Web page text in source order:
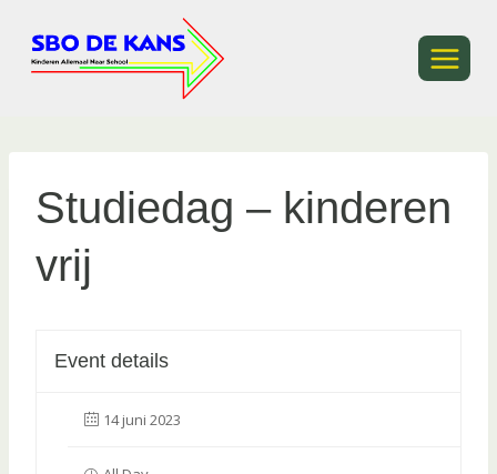
naar
Studiedag – kinderen
vrij
Event details
14 juni 2023